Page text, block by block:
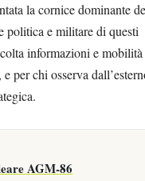
la cornice dominante
politica e militare di questi
informazioni e
per chi osserva
AGM-86